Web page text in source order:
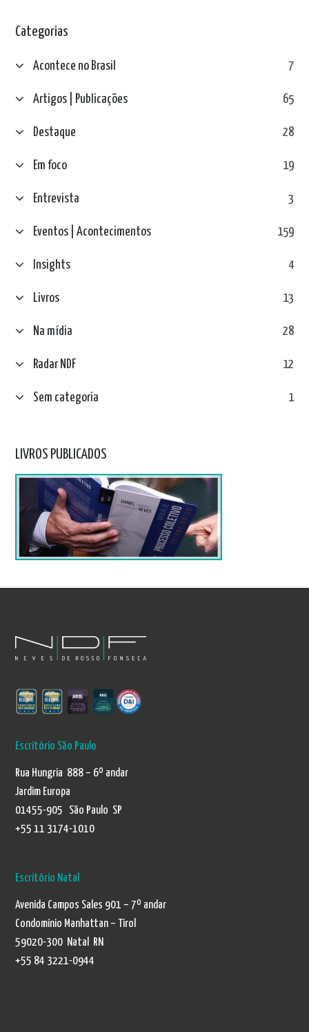
Categorias
Acontece no Brasil 7
Artigos | Publicações 65
Destaque 28
Em foco 19
Entrevista 3
Eventos | Acontecimentos 159
Insights 4
Livros 13
Na mídia 28
Radar NDF 12
Sem categoria 1
LIVROS PUBLICADOS
Escritório São Paulo
Rua Hungria 888 – 6º andar
Jardim Europa
01455-905 São Paulo SP
+55 11 3174-1010
Escritório Natal
Avenida Campos Sales 901 – 7º andar
Condomínio Manhattan – Tirol
59020-300 Natal RN
+55 84 3221-0944